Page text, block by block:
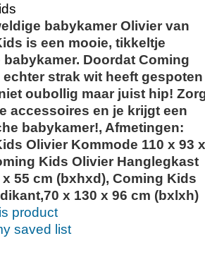
babykamer Olivier van
is een mooie, tikkeltje
babykamer. Doordat Coming
echter strak wit heeft gespoten
oubollig maar juist hip!
accessoires en je krijgt een
babykamer!, Afmetingen:
Olivier Kommode 110 x 93 x
Kids Olivier Hanglegkast
x 55 cm (bxhxd), Coming Kids
x 130 x 96 cm (bxlxh)
product
saved list